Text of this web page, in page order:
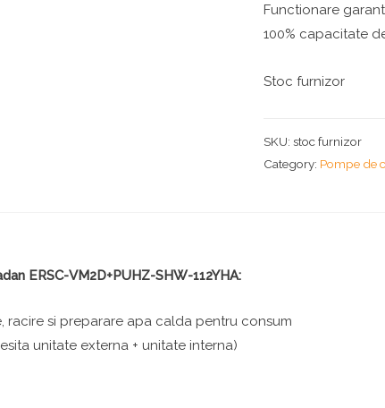
Functionare
100% capacitate
Stoc furnizor
SKU:stoc furnizor
Category: Pompe de
ERSC-VM2D+PUHZ-SHW-112YHA:
racire si preparare apa calda pentru consum
unitate externa + unitate interna)